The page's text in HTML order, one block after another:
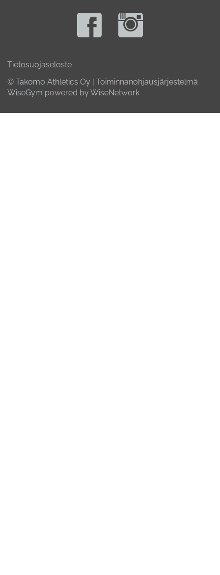
Tietosuojaseloste
© Takomo Athletics Oy | Toiminnanohjausjärjestelmä
WiseGym powered by WiseNetwork